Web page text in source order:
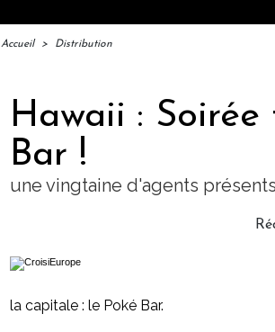
Accueil > Distribution
Hawaii :
Bar !
une vingtaine d'agents présents
la capitale : le Poké Bar.